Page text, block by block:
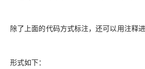
除了上面的代码方式标注，还可以用注释进
形式如下：